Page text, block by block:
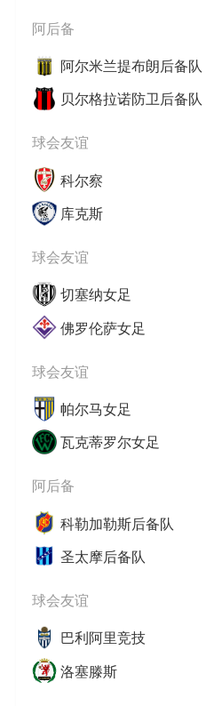
欧洲杯
欧协联
阿后备
阿尔米兰提布朗后备队
贝尔格拉诺防卫后备队
球会友谊
科尔察
库克斯
球会友谊
切塞纳女足
佛罗伦萨女足
球会友谊
帕尔马女足
瓦克蒂罗尔女足
阿后备
科勒加勒斯后备队
圣太摩后备队
球会友谊
巴利阿里竞技
洛塞滕斯